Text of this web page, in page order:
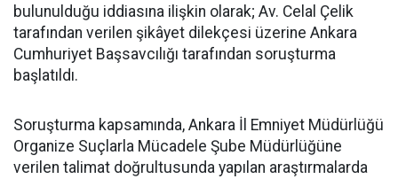
bulunulduğu iddiasına ilişkin olarak; Av. Celal Çelik
tarafından verilen şikâyet dilekçesi üzerine Ankara
Cumhuriyet Başsavcılığı tarafından soruşturma
başlatıldı.
Soruşturma kapsamında, Ankara İl Emniyet Müdürlüğü
Organize Suçlarla Mücadele Şube Müdürlüğüne
verilen talimat doğrultusunda yapılan araştırmalarda